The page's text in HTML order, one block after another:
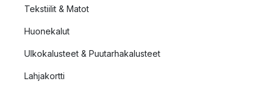
Tekstiilit & Matot
Huonekalut
Ulkokalusteet & Puutarhakalusteet
Lahjakortti